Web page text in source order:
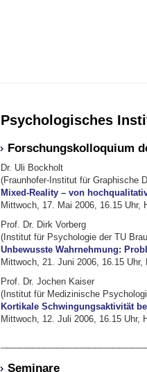
Psychologisches
Forschungskolloquium
Dr. Uli Bockholt
(Fraunhofer-Institut für Graphische
Mixed-Reality – von
Mittwoch, 17. Mai 2006, 16.15 Uhr,
Prof. Dr. Dirk Vorberg
(Institut für Psychologie der TU
Unbewusste Wahrnehmung:
Mittwoch, 21. Juni 2006, 16.15
Prof. Dr. Jochen Kaiser
(Institut für Medizinische
Kortikale Schwingungsaktivität
Mittwoch, 12. Juli 2006, 16.15 Uhr,
Seminare